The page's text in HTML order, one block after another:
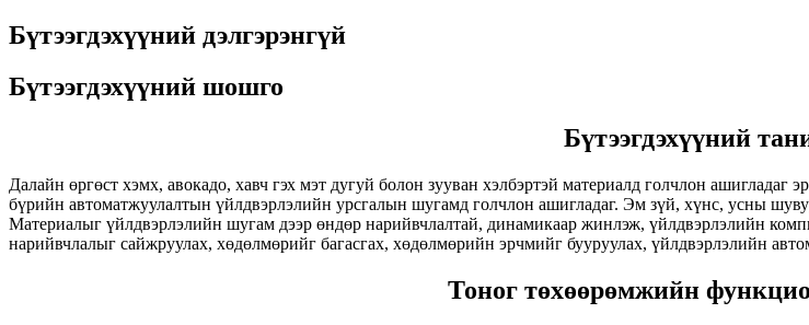
Бүтээгдэхүүний дэлгэрэнгүй
Бүтээгдэхүүний шошго
Бүтээгдэхүүний
Далайн өргөст хэмх, авокадо, хавч гэх мэт дугуй болон зууван хэлбэртэй материалд голчлон
бүрийн автоматжуулалтын үйлдвэрлэлийн урсгалын шугамд голчлон ашигладаг. Эм зүй, хүнс, усны
Материалыг үйлдвэрлэлийн шугам дээр өндөр нарийвчлалтай, динамикаар жинлэж, үйлдвэрлэлийн
нарийвчлалыг сайжруулах, хөдөлмөрийг багасгах, хөдөлмөрийн эрчмийг бууруулах, үйлдвэрлэлийн
Тоног төхөөрөмжийн